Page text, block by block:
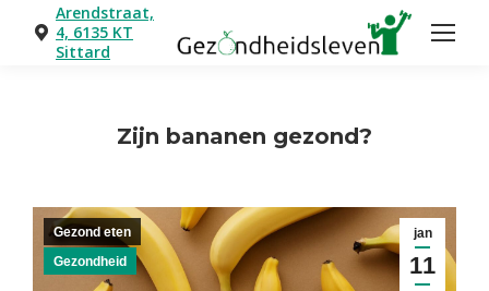
Arendstraat,
4, 6135 KT
Sittard
Zijn bananen gezond?
jan
11
Gezond eten
Gezondheid